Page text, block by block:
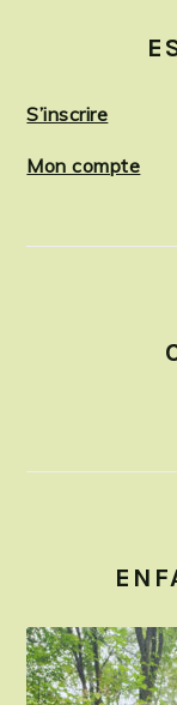
SIDEBAR
S’inscrire
Mon compte